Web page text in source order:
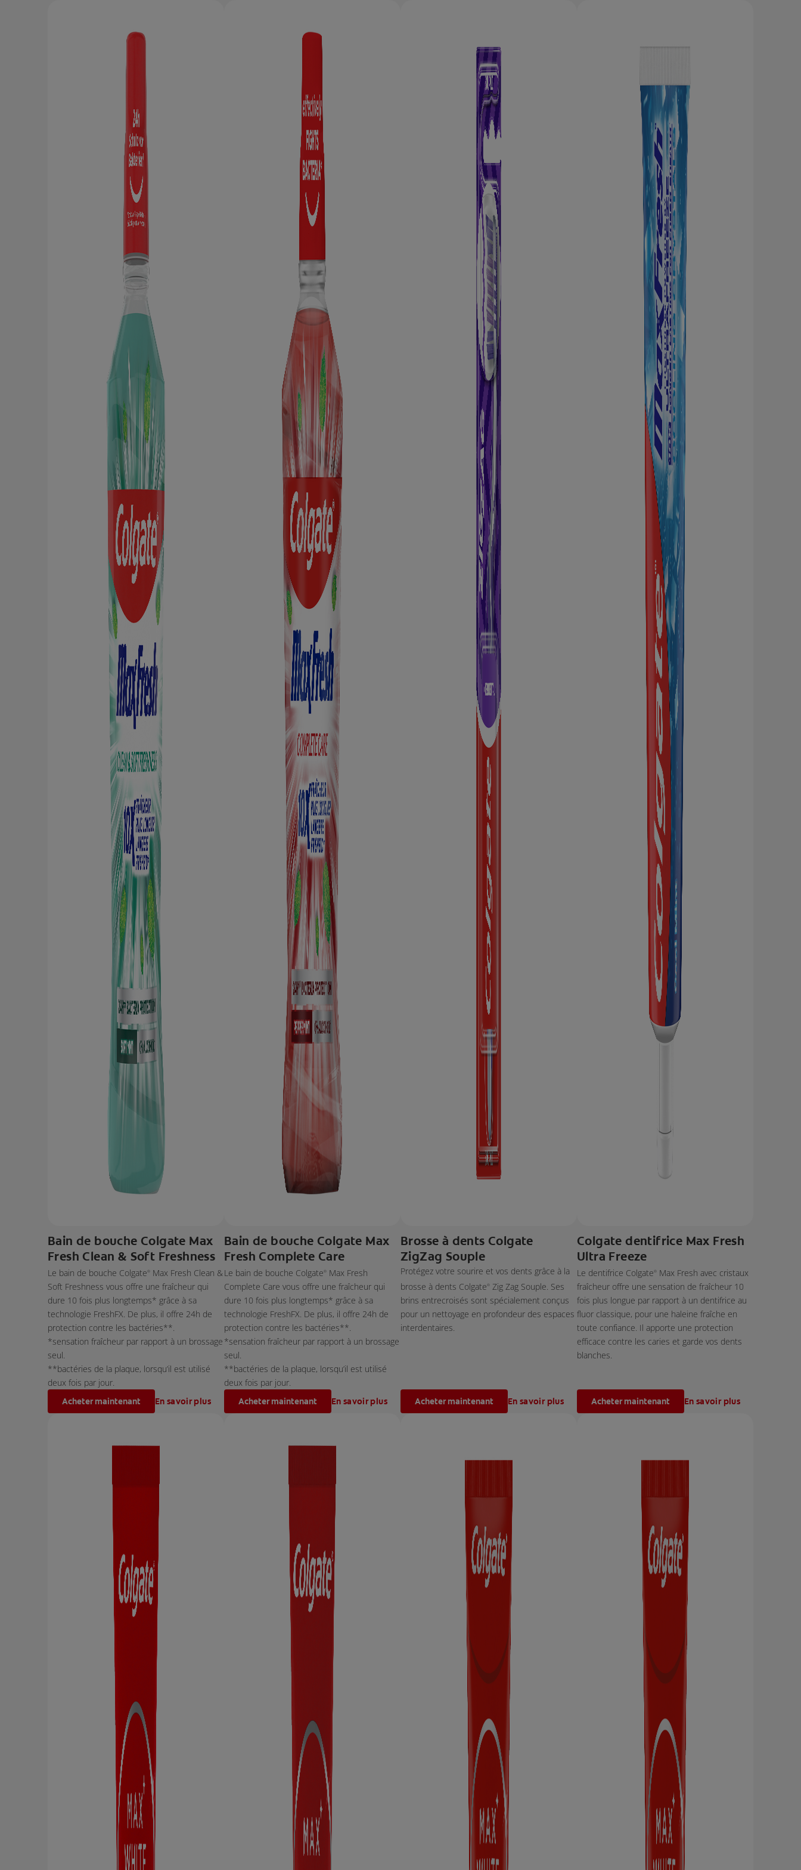
Bain de bouche Colgate Max
Fresh Clean & Soft Freshness
Le bain de bouche Colgate ® Max Fresh Clean &
Soft Freshness vous offre une fraîcheur qui
dure 10 fois plus longtemps* grâce à sa
technologie FreshFX. De plus, il offre 24h de
protection contre les bactéries**.
*sensation fraîcheur par rapport à un brossage
seul.
**bactéries de la plaque, lorsqu’il est utilisé
deux fois par jour.
Acheter maintenant En savoir plus
Bain de bouche Colgate Max
Fresh Complete Care
Le bain de bouche Colgate ® Max Fresh
Complete Care vous offre une fraîcheur qui
dure 10 fois plus longtemps* grâce à sa
technologie FreshFX. De plus, il offre 24h de
protection contre les bactéries**.
*sensation fraîcheur par rapport à un brossage
seul.
**bactéries de la plaque, lorsqu’il est utilisé
deux fois par jour.
Acheter maintenant En savoir plus
Brosse à dents Colgate
ZigZag Souple
Protégez votre sourire et vos dents grâce à la
brosse à dents Colgate ® Zig Zag Souple. Ses
brins entrecroisés sont spécialement conçus
pour un nettoyage en profondeur des espaces
interdentaires.
Acheter maintenant En savoir plus
Colgate dentifrice Max Fresh
Ultra Freeze
Le dentifrice Colgate ® Max Fresh avec cristaux
fraîcheur offre une sensation de fraîcheur 10
fois plus longue par rapport à un dentifrice au
fluor classique, pour une haleine fraîche en
toute confiance. Il apporte une protection
efficace contre les caries et garde vos dents
blanches.
Acheter maintenant En savoir plus